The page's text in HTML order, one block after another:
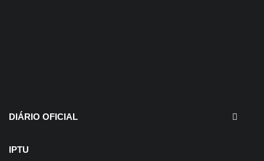
Processo Seletivo
DIÁRIO OFICIAL
IPTU